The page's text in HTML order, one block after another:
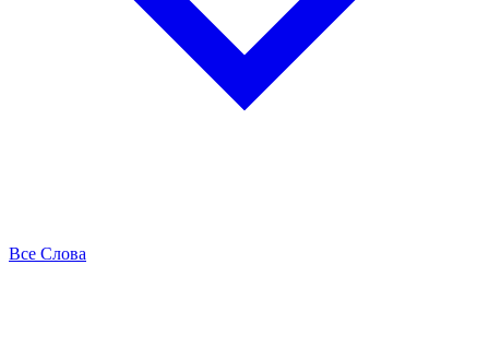
Все Слова